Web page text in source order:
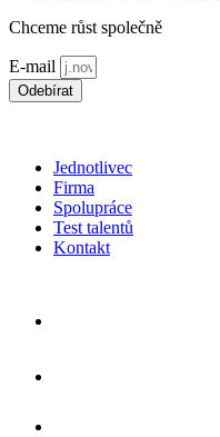
Chceme růst společně
E-mail
Odebírat
Jednotlivec
Firma
Spolupráce
Test talentů
Kontakt